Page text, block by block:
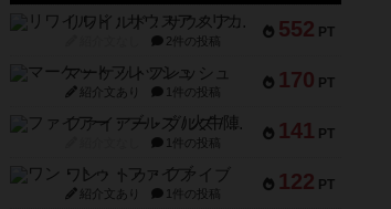
552 PT
リワイルド：サウスアメリカ
2件の投稿
170 PT
マーケットフレッシュ
紹介文あり 1件の投稿
141 PT
ファイアー・ブルズ / 火牛陣
1件の投稿
122 PT
ワン・トゥ・ファイブ
紹介文あり 1件の投稿